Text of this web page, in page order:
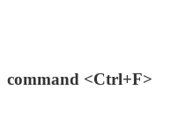
command <Ctrl+F>